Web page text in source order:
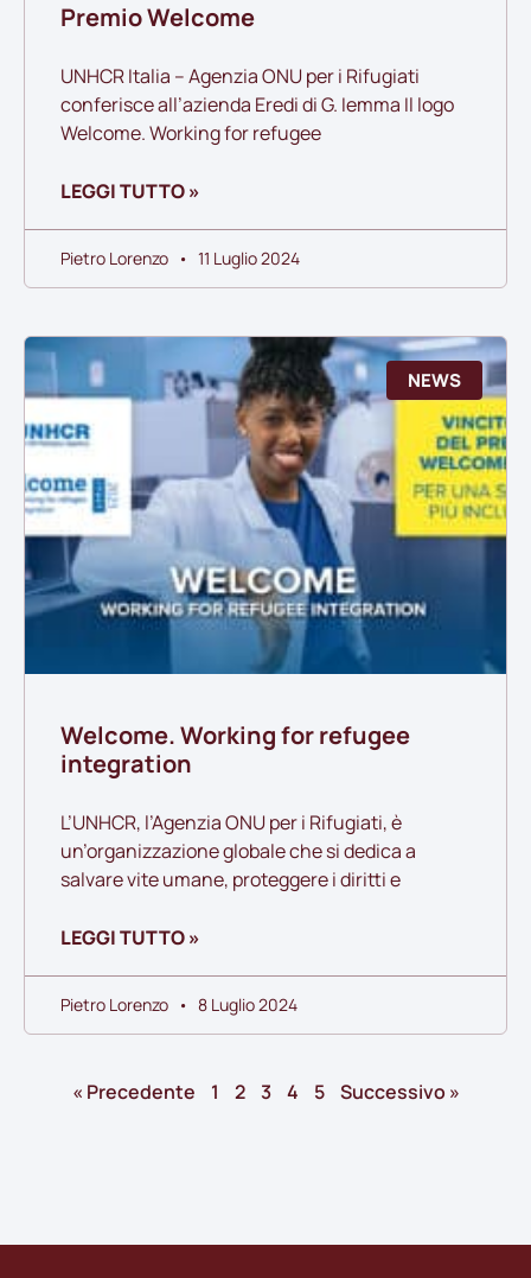
Premio Welcome
UNHCR Italia – Agenzia ONU per i Rifugiati
conferisce all’azienda Eredi di G. Iemma Il logo
Welcome. Working for refugee
LEGGI TUTTO »
Pietro Lorenzo 11 Luglio 2024
NEWS
Welcome. Working for refugee
integration
L’UNHCR, l’Agenzia ONU per i Rifugiati, è
un’organizzazione globale che si dedica a
salvare vite umane, proteggere i diritti e
LEGGI TUTTO »
Pietro Lorenzo 8 Luglio 2024
« Precedente 1 2 3 4 5 Successivo »